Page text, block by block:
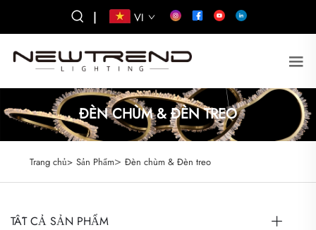
| VI
ĐÈN CHÙM & ĐÈN TREO
Trang chủ> Sản Phẩm> Đèn chùm & Đèn treo
TẤT CẢ SẢN PHẨM